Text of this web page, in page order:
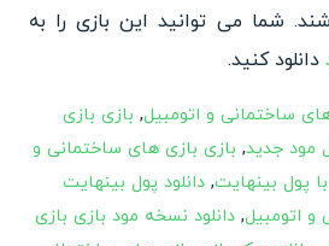
شما می توانید این بازی را به
دانلود کنید.
ساختمانی و اتومبیل, بازی بازی
مود جدید, بازی بازی های ساختمانی و
پول بینهایت, دانلود پول بینهایت
و اتومبیل, دانلود نسخه مود بازی بازی